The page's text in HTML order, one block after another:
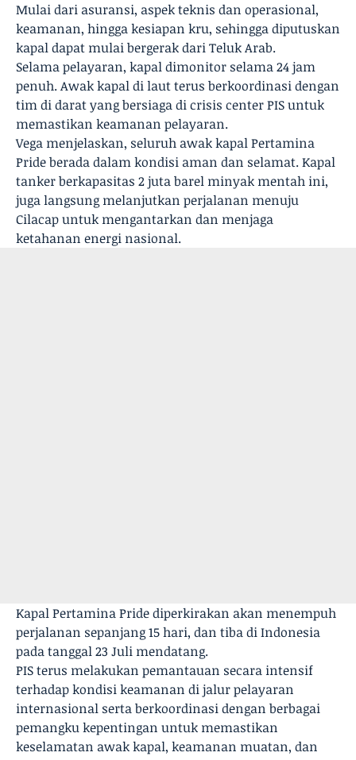
Mulai dari asuransi, aspek teknis dan operasional,
keamanan, hingga kesiapan kru, sehingga diputuskan
kapal dapat mulai bergerak dari Teluk Arab.
Selama pelayaran, kapal dimonitor selama 24 jam
penuh. Awak kapal di laut terus berkoordinasi dengan
tim di darat yang bersiaga di crisis center PIS untuk
memastikan keamanan pelayaran.
Vega menjelaskan, seluruh awak kapal Pertamina
Pride berada dalam kondisi aman dan selamat. Kapal
tanker berkapasitas 2 juta barel minyak mentah ini,
juga langsung melanjutkan perjalanan menuju
Cilacap untuk mengantarkan dan menjaga
ketahanan energi nasional.
Kapal Pertamina Pride diperkirakan akan menempuh
perjalanan sepanjang 15 hari, dan tiba di Indonesia
pada tanggal 23 Juli mendatang.
PIS terus melakukan pemantauan secara intensif
terhadap kondisi keamanan di jalur pelayaran
internasional serta berkoordinasi dengan berbagai
pemangku kepentingan untuk memastikan
keselamatan awak kapal, keamanan muatan, dan